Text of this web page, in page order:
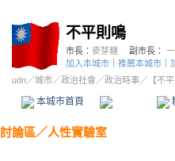
不平則鳴
市長： 麥芽糖 副市長：
加入本城市
推薦本城市
udn／城市／政治社會 ／政治時事／ 【不
本城市首頁
討論區／人性實驗室